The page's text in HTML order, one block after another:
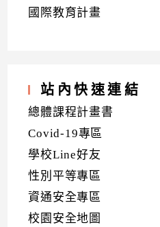
國際教育計畫
站內快速連結
總體課程計畫書
Covid-19專區
學校Line好友
性別平等專區
資通安全專區
校園安全地圖